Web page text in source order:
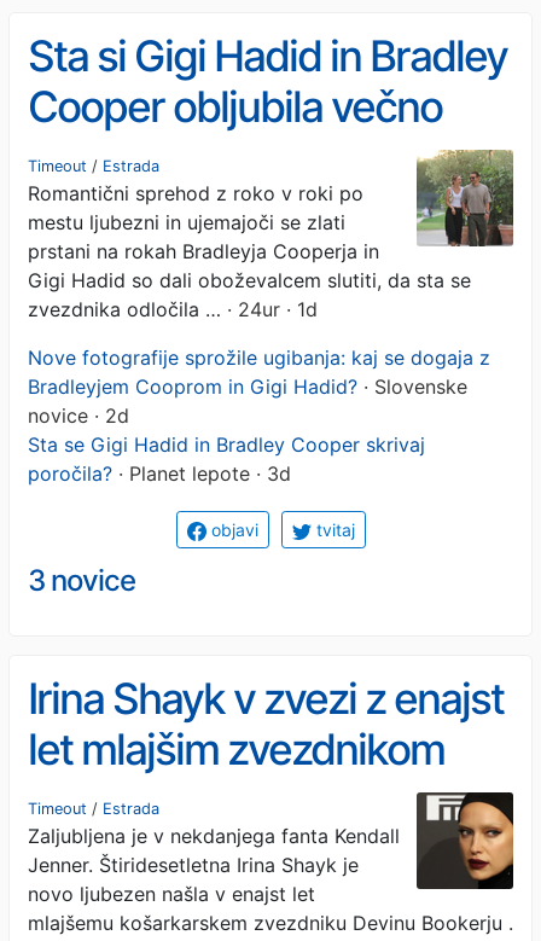
Sta si Gigi Hadid in Bradley
Cooper obljubila večno
zvestobo?
Timeout / Estrada
Romantični sprehod z roko v roki po
mestu ljubezni in ujemajoči se zlati
prstani na rokah Bradleyja Cooperja in
Gigi Hadid so dali oboževalcem slutiti, da sta se
zvezdnika odločila … · 24ur · 1d
Nove fotografije sprožile ugibanja: kaj se dogaja z
Bradleyjem Cooprom in Gigi Hadid? · Slovenske
novice · 2d
Sta se Gigi Hadid in Bradley Cooper skrivaj
poročila? · Planet lepote · 3d
objavi tvitaj
3 novice
Irina Shayk v zvezi z enajst
let mlajšim zvezdnikom
lige NBA
Timeout / Estrada
Zaljubljena je v nekdanjega fanta Kendall
Jenner. Štiridesetletna Irina Shayk je
novo ljubezen našla v enajst let
mlajšemu košarkarskem zvezdniku Devinu Bookerju .